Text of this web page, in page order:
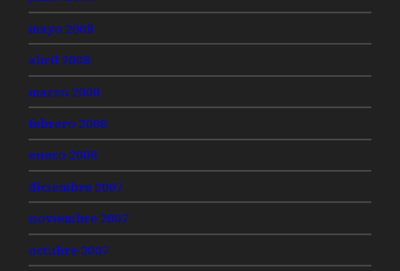
mayo 2008
abril 2008
marzo 2008
febrero 2008
enero 2008
diciembre 2007
noviembre 2007
octubre 2007